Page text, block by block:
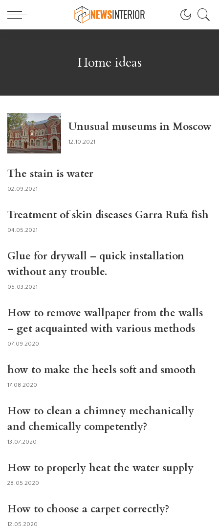
Home ideas
Unusual museums in Moscow
12.10.2021
The stain is water
02.09.2021
Treatment of skin diseases Garra Rufa fish
04.05.2021
Glue for drywall – quick installation
without any trouble.
05.03.2021
How to remove wallpaper from the walls
– get acquainted with various methods
07.09.2020
how to make the heels soft and smooth
17.08.2020
How to clean a chimney mechanically
and chemically competently?
13.07.2020
How to properly heat the water supply
28.05.2020
How to choose a carpet correctly?
12.05.2020